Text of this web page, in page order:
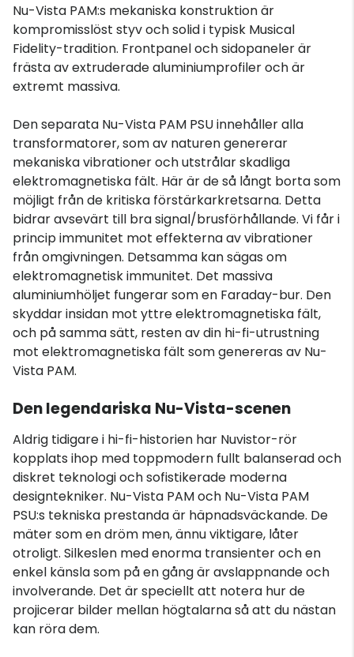
Nu-Vista PAM:s mekaniska konstruktion är
kompromisslöst styv och solid i typisk Musical
Fidelity-tradition. Frontpanel och sidopaneler är
frästa av extruderade aluminiumprofiler och är
extremt massiva.
Den separata Nu-Vista PAM PSU innehåller alla
transformatorer, som av naturen genererar
mekaniska vibrationer och utstrålar skadliga
elektromagnetiska fält. Här är de så långt borta som
möjligt från de kritiska förstärkarkretsarna. Detta
bidrar avsevärt till bra signal/brusförhållande. Vi får i
princip immunitet mot effekterna av vibrationer
från omgivningen. Detsamma kan sägas om
elektromagnetisk immunitet. Det massiva
aluminiumhöljet fungerar som en Faraday-bur. Den
skyddar insidan mot yttre elektromagnetiska fält,
och på samma sätt, resten av din hi-fi-utrustning
mot elektromagnetiska fält som genereras av Nu-
Vista PAM.
Den legendariska Nu-Vista-scenen
Aldrig tidigare i hi-fi-historien har Nuvistor-rör
kopplats ihop med toppmodern fullt balanserad och
diskret teknologi och sofistikerade moderna
designtekniker. Nu-Vista PAM och Nu-Vista PAM
PSU:s tekniska prestanda är häpnadsväckande. De
mäter som en dröm men, ännu viktigare, låter
otroligt. Silkeslen med enorma transienter och en
enkel känsla som på en gång är avslappnande och
involverande. Det är speciellt att notera hur de
projicerar bilder mellan högtalarna så att du nästan
kan röra dem.